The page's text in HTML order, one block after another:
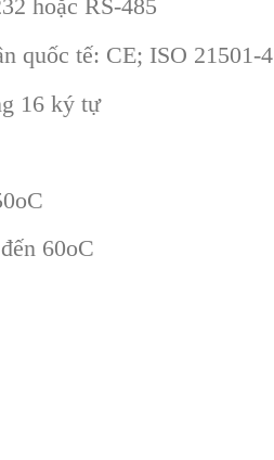
hoặc RS-485
quốc tế: CE; ISO 21501-4
16 ký tự
60oC